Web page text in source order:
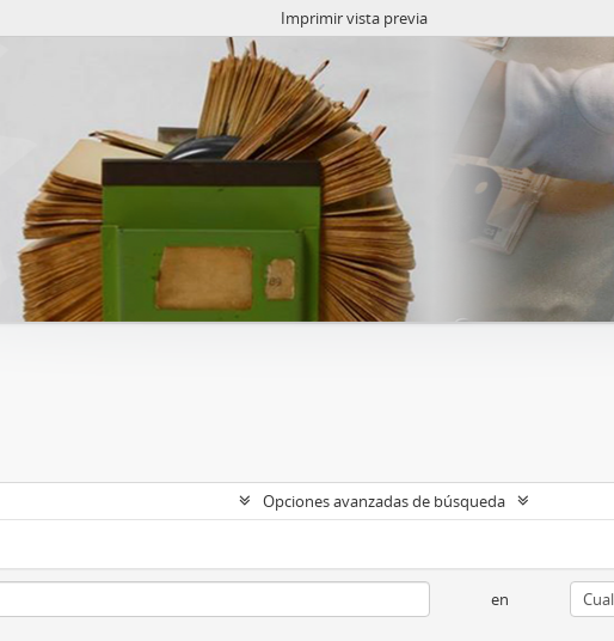
Imprimir vista previa
Opciones avanzadas de búsqueda
en